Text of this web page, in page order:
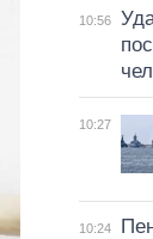
10:56
10:27
10:24